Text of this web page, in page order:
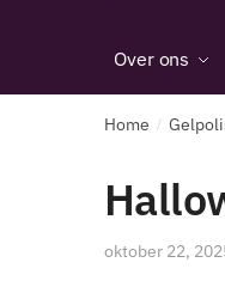
Over ons
Home /
oktober 22,